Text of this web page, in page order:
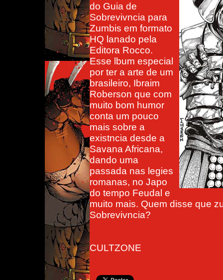
do Guia de
Sobrevivncia para
Zumbis em formato
HQ lanado pela
Editora Rocco.
Esse lbum especial
por ter a arte de um
brasileiro, Ibraim
Roberson que com
muito bom humor
conta um pouco
mais sobre a
existncia desde a
Savana Africana,
dando uma
passada nas legies
romanas, no Japo
do tempo Feudal e
muito mais. Quem disse que
Sobrevivncia?
CULTZONE